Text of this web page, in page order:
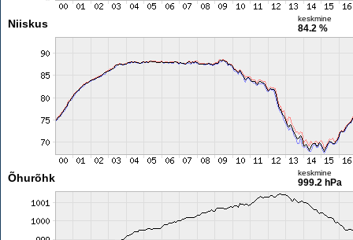
Niiskus keskmine
84.2 %
Õhurõhk keskmine
999.2 hPa